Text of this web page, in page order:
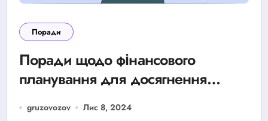
Поради
Поради щодо фінансового
планування для досягнення
gruzovozov Лис 8, 2024